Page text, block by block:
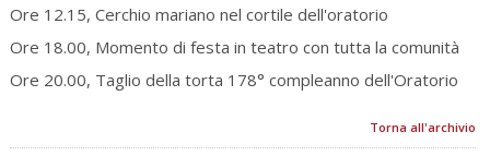
Ore 12.15, Cerchio mariano nel cortile dell'oratorio
Ore 18.00, Momento di festa in teatro con tutta la comunità
Ore 20.00, Taglio della torta 178° compleanno dell'Oratorio
Torna all'archivio